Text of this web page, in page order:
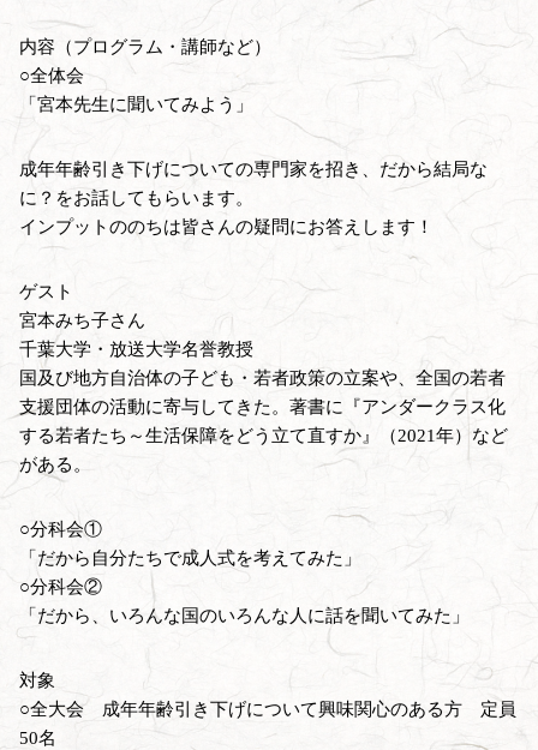
内容（プログラム・講師など）
○全体会
「宮本先生に聞いてみよう」
成年年齢引き下げについての専門家を招き、だから結局な
に？をお話してもらいます。
インプットののちは皆さんの疑問にお答えします！
ゲスト
宮本みち子さん
千葉大学・放送大学名誉教授
国及び地方自治体の子ども・若者政策の立案や、全国の若者
支援団体の活動に寄与してきた。著書に『アンダークラス化
する若者たち～生活保障をどう立て直すか』（2021年）など
がある。
○分科会①
「だから自分たちで成人式を考えてみた」
○分科会②
「だから、いろんな国のいろんな人に話を聞いてみた」
対象
○全大会 成年年齢引き下げについて興味関心のある方 定員
50名